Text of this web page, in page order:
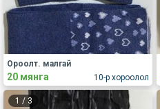
10-р хороолол
Ороолт. малгай
20 мянга
1 / 3